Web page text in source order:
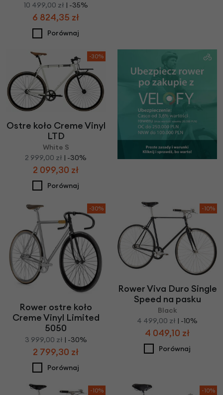
10 499,00 zł | -35%
6 824,35 zł
Porównaj
-30%
Ostre koło Creme Vinyl
LTD
White S
2 999,00 zł | -30%
2 099,30 zł
Porównaj
-30%
Rower ostre koło
Creme Vinyl Limited
5050
3 999,00 zł | -30%
2 799,30 zł
Porównaj
-10%
Rower Viva Duro Single
Speed na pasku
Black
4 499,00 zł | -10%
4 049,10 zł
Porównaj
-10% -10%